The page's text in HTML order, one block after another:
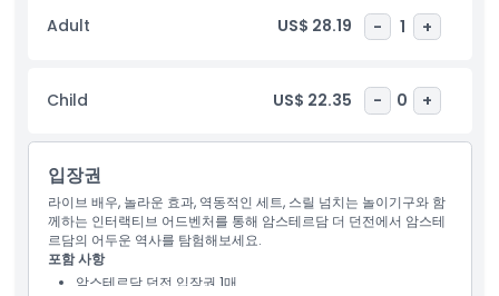
으로 시간 지정 입장하시고 끊임없는 아드레날린을 대비하며 공포,
재미, 매혹이 어우러진 암스테르담의 음산한 과거 이야기를 안고 떠
포함 사항
아동 성인 정책
Adult US$ 28.19 - 1 +
Child US$ 22.35 - 0 +
입장권
라이브 배우, 놀라운 효과, 역동적인 세트, 스릴 넘치는 놀이기구와 함
께하는 인터랙티브 어드벤처를 통해 암스테르담 더 던전에서 암스테
르담의 어두운 역사를 탐험해보세요.
포함 사항
암스테르담 던전 입장권 1매